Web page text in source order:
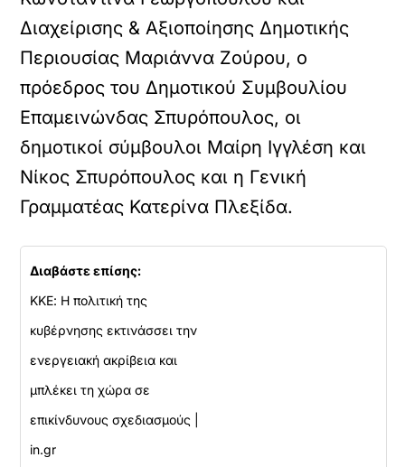
Διαχείρισης & Αξιοποίησης Δημοτικής
Περιουσίας Μαριάννα Ζούρου, ο
πρόεδρος του Δημοτικού Συμβουλίου
Επαμεινώνδας Σπυρόπουλος, οι
δημοτικοί σύμβουλοι Μαίρη Ιγγλέση και
Νίκος Σπυρόπουλος και η Γενική
Γραμματέας Κατερίνα Πλεξίδα.
Διαβάστε επίσης:
ΚΚΕ: Η πολιτική της
κυβέρνησης εκτινάσσει την
ενεργειακή ακρίβεια και
μπλέκει τη χώρα σε
επικίνδυνους σχεδιασμούς |
in.gr